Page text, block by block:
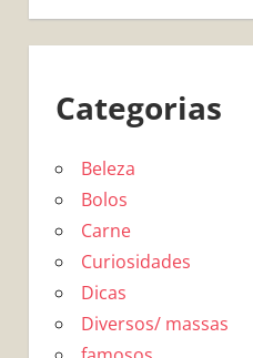
Categorias
Beleza
Bolos
Carne
Curiosidades
Dicas
Diversos/ massas